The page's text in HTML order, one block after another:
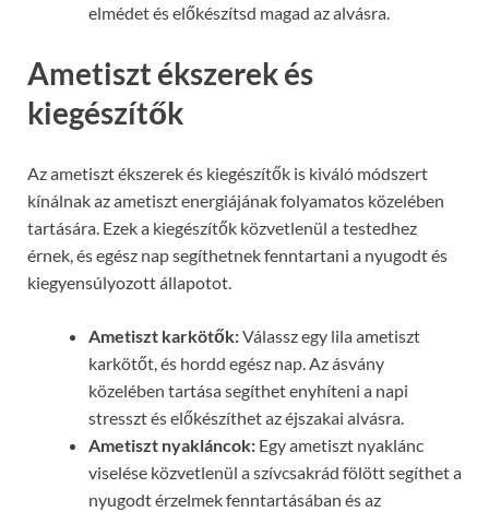
elmédet és előkészítsd magad az alvásra.
Ametiszt ékszerek és
kiegészítők
Az ametiszt ékszerek és kiegészítők is kiváló módszert
kínálnak az ametiszt energiájának folyamatos közelében
tartására. Ezek a kiegészítők közvetlenül a testedhez
érnek, és egész nap segíthetnek fenntartani a nyugodt és
kiegyensúlyozott állapotot.
Ametiszt karkötők:Válassz egy lila ametiszt
karkötőt, és hordd egész nap. Az ásvány
közelében tartása segíthet enyhíteni a napi
stresszt és előkészíthet az éjszakai alvásra.
Ametiszt nyakláncok: Egy ametiszt nyaklánc
viselése közvetlenül a szívcsakrád fölött segíthet a
nyugodt érzelmek fenntartásában és az